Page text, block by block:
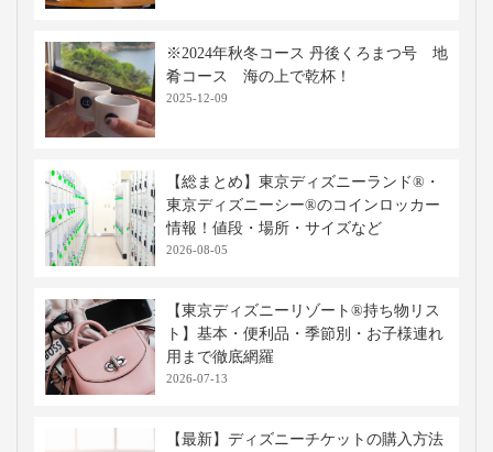
※2024年秋冬コース 丹後くろまつ号 地
肴コース 海の上で乾杯！
2025-12-09
【総まとめ】東京ディズニーランド®・
東京ディズニーシー®のコインロッカー
情報！値段・場所・サイズなど
2026-08-05
【東京ディズニーリゾート®持ち物リス
ト】基本・便利品・季節別・お子様連れ
用まで徹底網羅
2026-07-13
【最新】ディズニーチケットの購入方法